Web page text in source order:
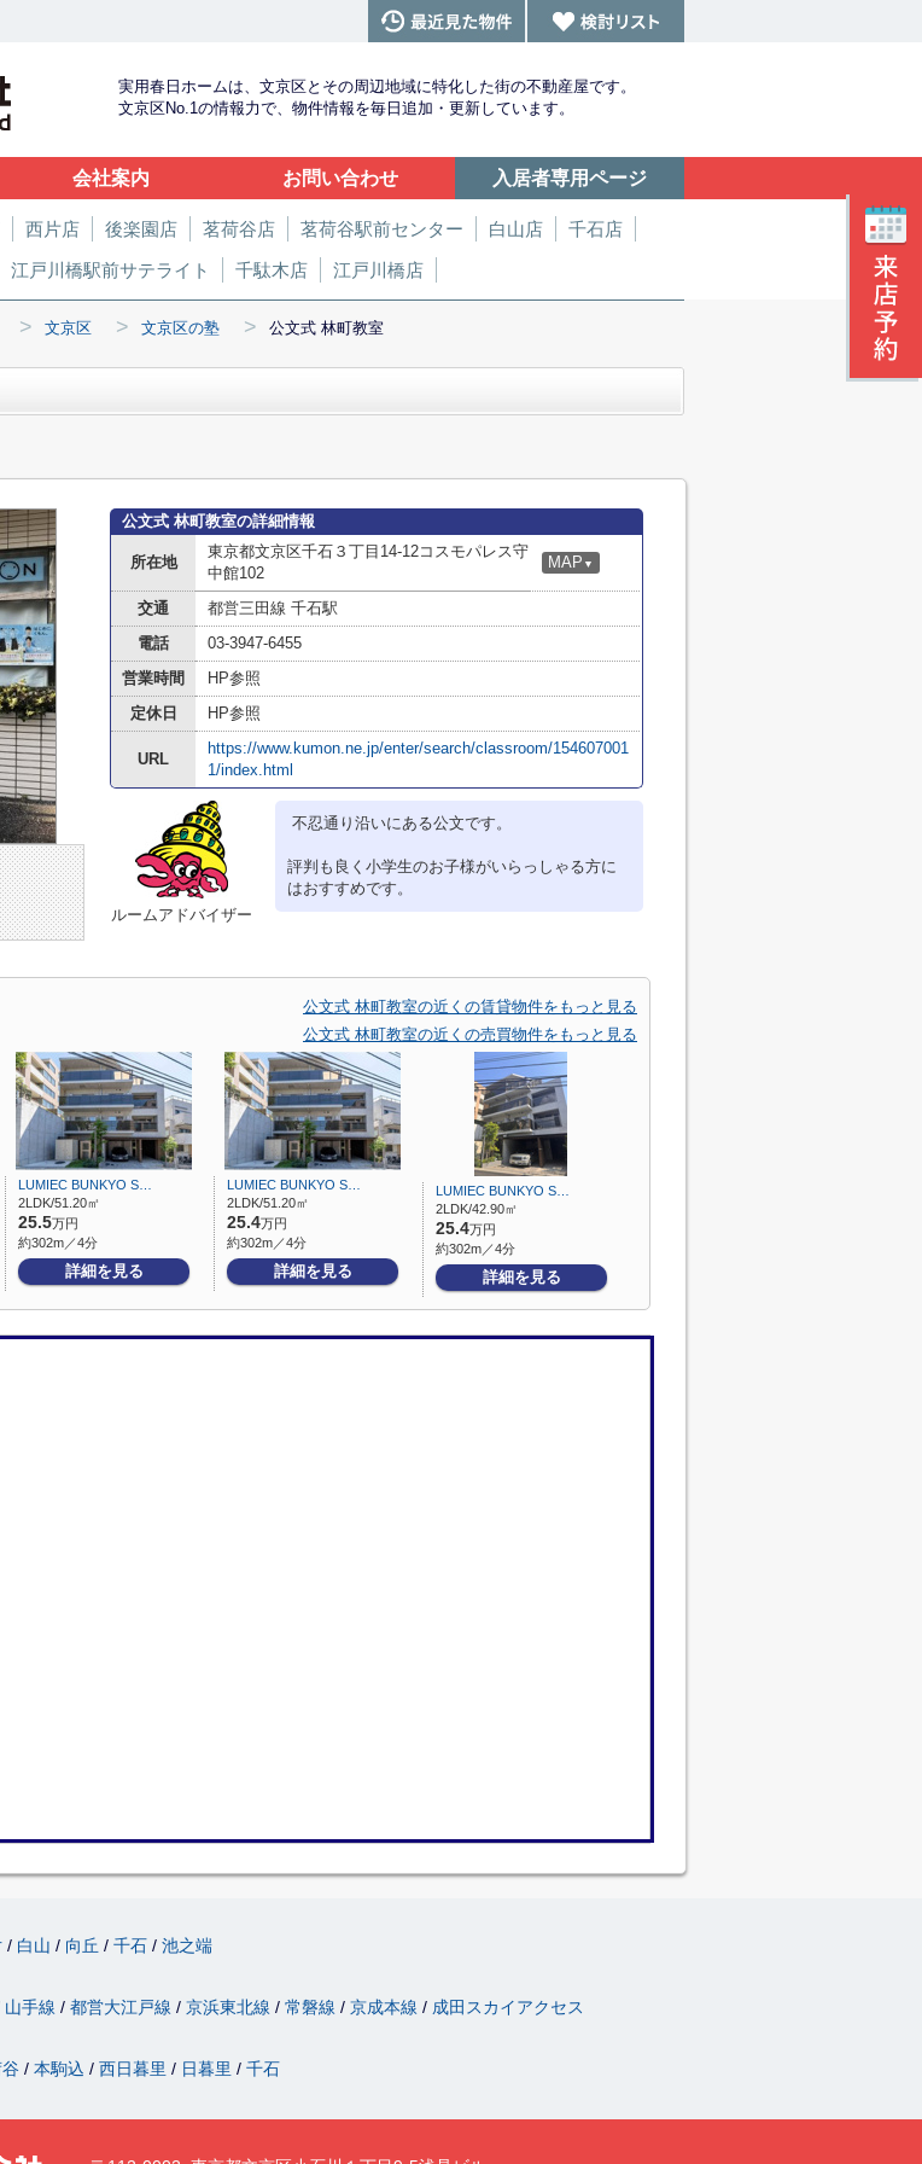
実用春日ホームは、文京区とその周辺地域に特化した街の不動産屋です。
文京区No.1の情報力で、物件情報を毎日追加・更新しています。
会社案内 お問い合わせ 入居者専用ページ
西片店 後楽園店 茗荷谷店 茗荷谷駅前センター 白山店
千石店
江戸川橋駅前サテライト 千駄木店 江戸川橋店
> 文京区 > 文京区の塾 > 公文式 林町教室
公文式 林町教室の詳細情報
所在地
東京都文京区千石３丁目14-12コスモパレス守
中館102
MAP ▼
交通
都営三田線 千石駅
電話
03-3947-6455
営業時間
HP参照
定休日
HP参照
URL
https://www.kumon.ne.jp/enter/search/classroom/154607001
1/index.html
ルームアドバイザー
不忍通り沿いにある公文です。
評判も良く小学生のお子様がいらっしゃる方に
はおすすめです。
公文式 林町教室の近くの賃貸物件をもっと見る
公文式 林町教室の近くの売買物件をもっと見る
LUMIEC BUNKYO S…
2LDK/51.20㎡
25.5万円
約302m／4分
詳細を見る
LUMIEC BUNKYO S…
2LDK/51.20㎡
25.4万円
約302m／4分
詳細を見る
LUMIEC BUNKYO S…
2LDK/42.90㎡
25.4万円
約302m／4分
詳細を見る
白山 向丘 千石 池之端
山手線 都営大江戸線 京浜東北線 常磐線 京成本線 成田スカイアクセス
本駒込 西日暮里 日暮里 千石